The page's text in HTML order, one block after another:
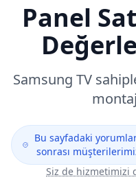
Panel
Samsung TV
Bu sayfadaki
sonrası
Siz de hizmetimizi